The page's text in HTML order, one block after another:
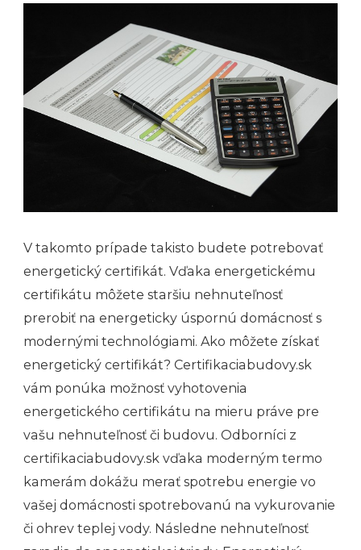
V takomto prípade takisto budete potrebovať
energetický certifikát. Vďaka energetickému
certifikátu môžete staršiu nehnuteľnosť
prerobiť na energeticky úspornú domácnosť s
modernými technológiami. Ako môžete získať
energetický certifikát? Certifikaciabudovy.sk
vám ponúka možnosť vyhotovenia
energetického certifikátu na mieru práve pre
vašu nehnuteľnosť či budovu. Odborníci z
certifikaciabudovy.sk vďaka moderným termo
kamerám dokážu merať spotrebu energie vo
vašej domácnosti spotrebovanú na vykurovanie
či ohrev teplej vody. Následne nehnuteľnosť